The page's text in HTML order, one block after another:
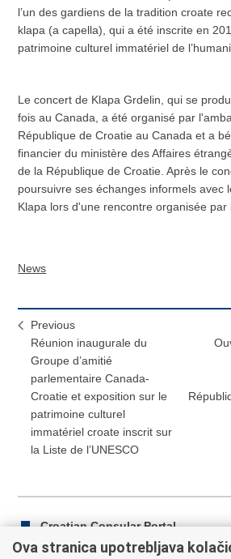
l’un des gardiens de la tradition croate
klapa (a capella), qui a été inscrite en
patrimoine culturel immatériel de
Le concert de Klapa Grdelin, qui se
fois au Canada, a été organisé par
République de Croatie au Canada et a
financier du ministère des Affaires
de la République de Croatie. Après le
poursuivre ses échanges informels avec
Klapa lors d'une rencontre organisée par
News
Previous
Réunion inaugurale du
Groupe d’amitié
parlementaire Canada-
Croatie et exposition sur le
patrimoine culturel
immatériel croate inscrit sur
la Liste de l’UNESCO
Croatian Consular Portal
Ova stranica upotrebljava